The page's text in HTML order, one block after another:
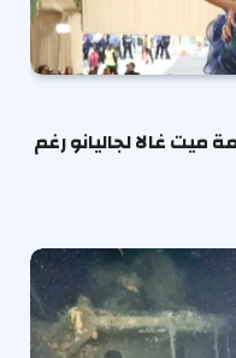
ميت غالا لجاليانو رغم